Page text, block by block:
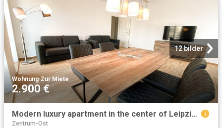
12 bilder
Wohnung·Zur Miete
2.900 €
Modern luxury apartment in the center of Leipzig, Leipzig Amsterdam Apartments for Rent
Zentrum-Ost